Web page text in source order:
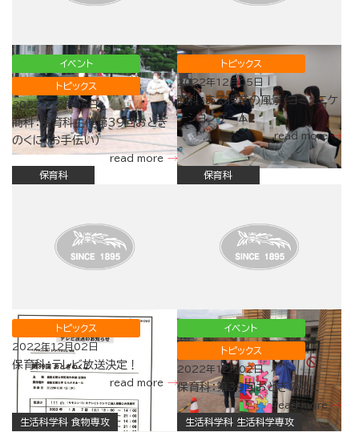
イベント
トピックス
2022年12月05日
商科：保育科主催第39回おとぎ
のくに（お手伝い）
read more
トピックス
2022年12月05日
商科：ある授業の風景（コミュニケ
ーションゲーム）
read more
保育科
トピックス
2022年12月02日
保育科：テレビ放送決定！
read more
保育科
イベント
トピックス
2022年12月02日
保育科：第39回おとぎのくに
read more
生活科学科 食物専攻
生活科学科 生活科学専攻